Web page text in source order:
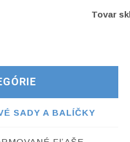
Tovar
SADY A BALÍČKY